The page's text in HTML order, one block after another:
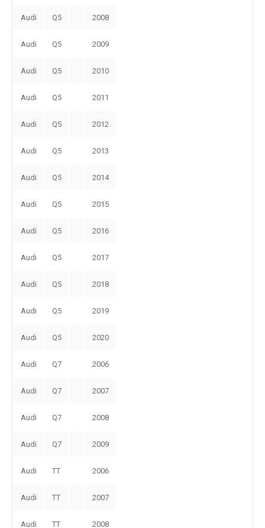
Audi Q5 2008
Audi Q5 2009
Audi Q5 2010
Audi Q5 2011
Audi Q5 2012
Audi Q5 2013
Audi Q5 2014
Audi Q5 2015
Audi Q5 2016
Audi Q5 2017
Audi Q5 2018
Audi Q5 2019
Audi Q5 2020
Audi Q7 2006
Audi Q7 2007
Audi Q7 2008
Audi Q7 2009
Audi TT 2006
Audi TT 2007
Audi TT 2008